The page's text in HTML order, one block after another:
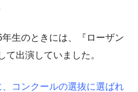
生のときには、『ローザン
て出演していました。
コンクールの選抜に選ばれ